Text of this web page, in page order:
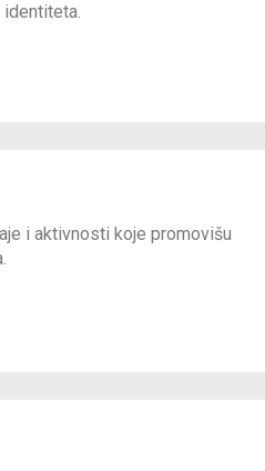
i aktivnosti koje promovišu